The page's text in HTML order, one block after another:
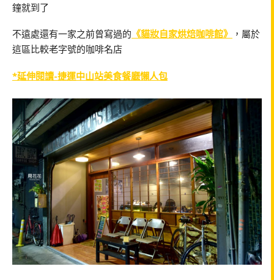
鐘就到了
不遠處還有一家之前曾寫過的 《貓妝自家烘焙咖啡館》
，屬於
這區比較老字號的咖啡名店
*延伸閱讀-捷運中山站美食餐廳懶人包